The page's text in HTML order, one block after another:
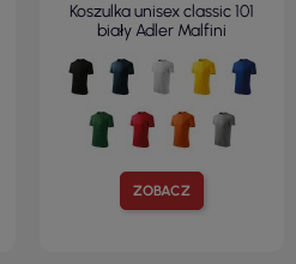
ZOBACZ
Koszulka unisex classic 101
biały Adler Malfini